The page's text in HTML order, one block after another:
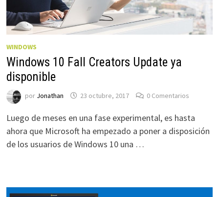
WINDOWS
Windows 10 Fall Creators Update ya
disponible
por Jonathan 23 octubre, 2017 0 Comentarios
Luego de meses en una fase experimental, es hasta
ahora que Microsoft ha empezado a poner a disposición
de los usuarios de Windows 10 una …